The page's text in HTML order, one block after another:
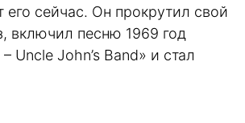
его сейчас. Он прокрутил свой
включил песню 1969 год
Uncle John’s Band» и стал